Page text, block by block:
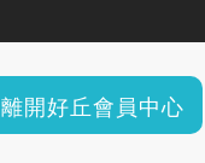
離開好丘會員中心